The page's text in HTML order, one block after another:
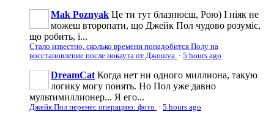
Mak Poznyak Це ти тут блазнюєш, Рою) І ніяк не
можеш второпати, що Джейк Пол чудово розуміє,
що робить, і...
Стало известно, сколько времени понадобится Полу на
восстановление после нокаута от Джошуа · 5 hours ago
DreamCat Когда нет ни одного миллиона, такую
логику могу понять. Но Пол уже давно
мультимиллионер... Я его...
Джейк Пол перенёс операцию: фото · 5 hours ago